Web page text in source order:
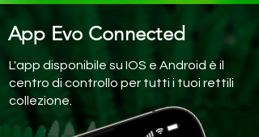
App Evo Connected
L'app disponibile su IOS e Android è il
centro di controllo per tutti i tuoi rettili
collezione.